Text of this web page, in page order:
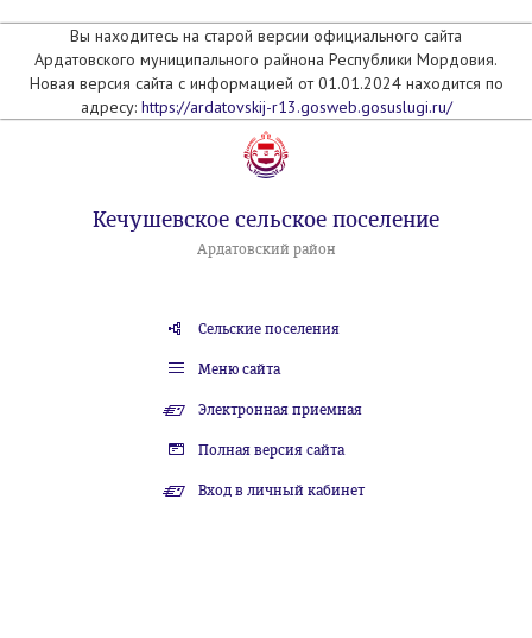
Вы находитесь на старой версии официального сайта
Ардатовского муниципального райнона Республики Мордовия.
Новая версия сайта с информацией от 01.01.2024 находится по
адресу: https://ardatovskij-r13.gosweb.gosuslugi.ru/
Кечушевское сельское поселение
Ардатовский район
Сельские поселения
Меню сайта
Электронная приемная
Полная версия сайта
Вход в личный кабинет